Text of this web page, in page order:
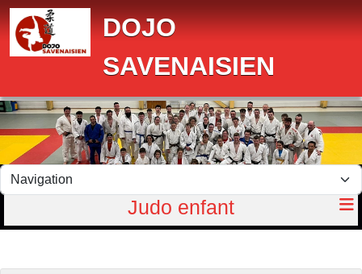
DOJO
SAVENAISIEN
Judo enfant
Panneau de gestion des cookies